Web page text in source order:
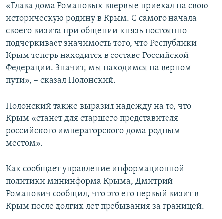
«Глава дома Романовых впервые приехал на свою
историческую родину в Крым. С самого начала
своего визита при общении князь постоянно
подчеркивает значимость того, что Республики
Крым теперь находится в составе Российской
Федерации. Значит, мы находимся на верном
пути», – сказал Полонский.
Полонский также выразил надежду на то, что
Крым «станет для старшего представителя
российского императорского дома родным
местом».
Как сообщает управление информационной
политики мининформа Крыма, Дмитрий
Романович сообщил, что это его первый визит в
Крым после долгих лет пребывания за границей.